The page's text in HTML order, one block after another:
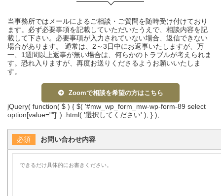
当事務所ではメールによるご相談・ご質問を随時受け付けており
ます。必ず必要事項を記載していただいたうえで、相談内容を記
載して下さい。必要事項が入力されていない場合、返信できない
場合があります。 通常は、2～3日中にお返事いたしますが、万
一、1週間以上返事が無い場合は、何らかのトラブルが考えられま
す。恐れ入りますが、再度お送りくださるようお願いいたしま
す。
Zoomで相談を希望の方はこちら
jQuery( function( $ ) { $( '#mw_wp_form_mw-wp-form-89 select
option[value=""]' ) .html( '選択してください' ); } );
お問い合わせ内容